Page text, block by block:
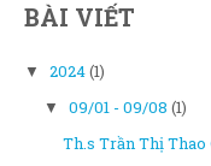
BÀI VIẾT
▼ 2024(1)
▼ 09/01 - 09/08 (1)
Th.s Trần Thị Thao